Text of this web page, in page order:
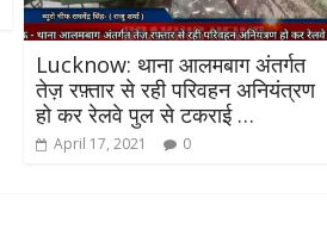
Lucknow: थाना आलमबाग अंतर्गत
तेज़ रफ़्तार से रही परिवहन अनियंत्रण
हो कर रेलवे पुल से टकराई …
April 17, 2021 0